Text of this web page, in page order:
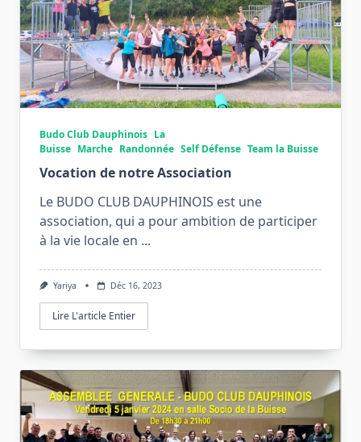
Budo Club Dauphinois La
Buisse Marche Randonnée Self Défense Team la Buisse
Vocation de notre Association
Le BUDO CLUB DAUPHINOIS est une
association, qui a pour ambition de participer
à la vie locale en ...
Yariya Déc 16, 2023
Lire L'article Entier